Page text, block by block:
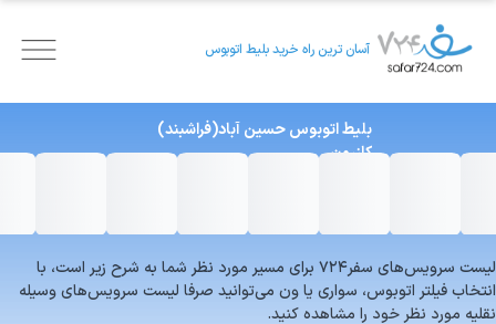
آسان ترین راه خرید بلیط اتوبوس
بلیط اتوبوسحسین آباد(فراشبند)
کازرون
لیست سرویس‌های سفر۷۲۴ برای مسیر مورد نظر شما به شرح زیر است، با
انتخاب فیلتر اتوبوس، سواری یا ون می‌توانید صرفا لیست سرویس‌های وسیله
نقلیه مورد نظر خود را مشاهده کنید.